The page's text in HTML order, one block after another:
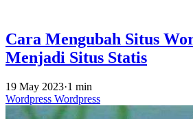
Cara Mengubah Situs
Menjadi Situs Statis
19 May 2023·1 min
Wordpress Wordpress